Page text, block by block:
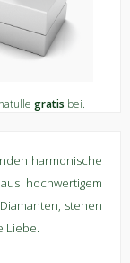
gratis bei.
harmonische
hochwertigem
stehen
Liebe.